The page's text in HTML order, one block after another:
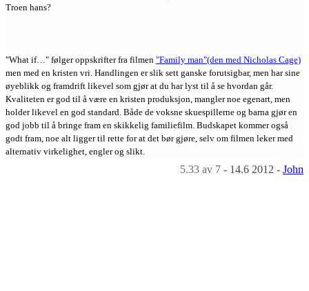
Troen hans?
"What if…" følger oppskrifter fra filmen "Family man"(den med Nicholas Cage)
men med en kristen vri. Handlingen er slik sett ganske forutsigbar, men har sine
øyeblikk og framdrift likevel som gjør at du har lyst til å se hvordan går.
Kvaliteten er god til å være en kristen produksjon, mangler noe egenart, men
holder likevel en god standard. Både de voksne skuespillerne og barna gjør en
god jobb til å bringe fram en skikkelig familiefilm. Budskapet kommer også
godt fram, noe alt ligger til rette for at det bør gjøre, selv om filmen leker med
alternativ virkelighet, engler og slikt.
5.33 av 7 - 14.6 2012 - John